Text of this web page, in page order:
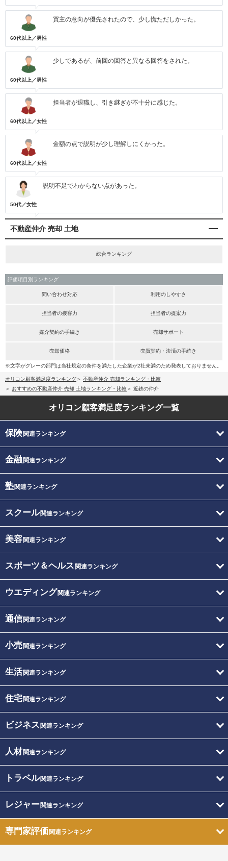
60代以上／男性
買主の意向が優先されたので、少し慌ただしかった。
60代以上／男性
少しであるが、前回の回答と異なる回答をされた。
60代以上／女性
担当者が退職し、引き継ぎが不十分に感じた。
60代以上／女性
金額の点で説明が少し理解しにくかった。
50代／女性
説明不足でわからない点があった。
不動産仲介 売却 土地
総合ランキング
評価項目別ランキング
問い合わせ対応 利用のしやすさ
担当者の接客力 担当者の提案力
媒介契約の手続き 売却サポート
売却価格 売買契約・決済の手続き
※文字がグレーの部門は当社規定の条件を満たした企業が2社未満のため発表しておりません。
オリコン顧客満足度ランキング
不動産仲介 売却ランキング・比較
おすすめの不動産仲介 売却 土地ランキング・比較
近鉄の仲介
オリコン顧客満足度ランキング一覧
保険関連ランキング
金融関連ランキング
塾関連ランキング
スクール関連ランキング
美容関連ランキング
スポーツ＆ヘルス 関連ランキング
ウエディング関連ランキング
通信関連ランキング
小売関連ランキング
生活関連ランキング
住宅関連ランキング
ビジネス 関連ランキング
人材関連ランキング
トラベル関連ランキング
レジャー関連ランキング
専門家評価関連ランキング